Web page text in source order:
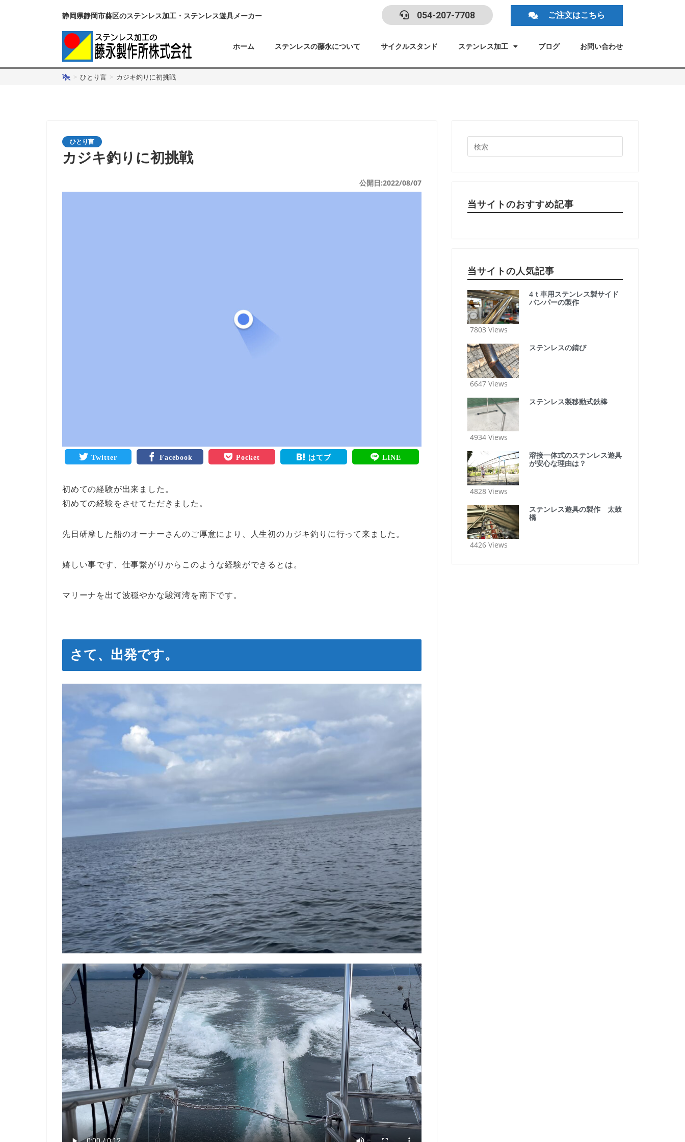
静岡県静岡市葵区のステンレス加工・ステンレス遊具メーカー 054-207-7708 ご注文はこちら
ホーム ステンレスの藤永について サイクルスタンド ステンレス加工 ブログ お問い合わせ
> ひとり言 > カジキ釣りに初挑戦
ひとり言
カジキ釣りに初挑戦
公開日:2022/08/07
Twitter Facebook Pocket はてブ LINE
初めての経験が出来ました。
初めての経験をさせてただきました。
先日研摩した船のオーナーさんのご厚意により、人生初のカジキ釣りに行って来ました。
嬉しい事です、仕事繋がりからこのような経験ができるとは。
マリーナを出て波穏やかな駿河湾を南下です。
さて、出発です。
当サイトのおすすめ記事
当サイトの人気記事
4ｔ車用ステンレス製サイド
バンパーの製作
7803 Views
ステンレスの錆び
6647 Views
ステンレス製移動式鉄棒
4934 Views
溶接一体式のステンレス遊具
が安心な理由は？
4828 Views
ステンレス遊具の製作 太鼓
橋
4426 Views